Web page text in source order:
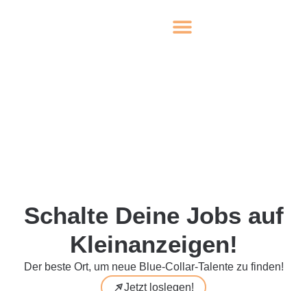
Schalte Deine Jobs auf
Kleinanzeigen!
Der beste Ort, um neue Blue-Collar-Talente zu finden!
Jetzt loslegen!